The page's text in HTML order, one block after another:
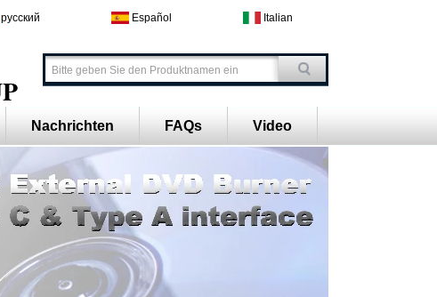
русский Español Italian
Nachrichten FAQs Video